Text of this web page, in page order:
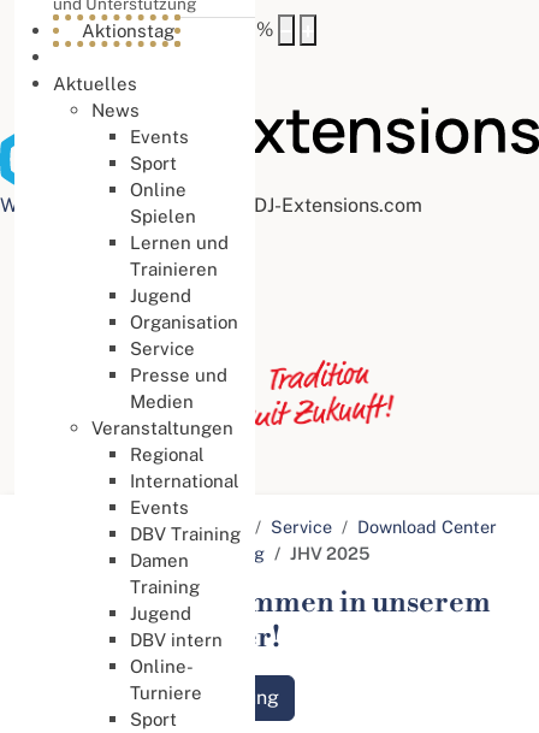
Buchstabenabstand
%
Web Accessibility plugin by DJ-Extensions.com
Aktionstag
Aktuelles
News
Events
Sport
Online
Spielen
Lernen und
Trainieren
Jugend
Organisation
Service
Presse und
Medien
Veranstaltungen
Regional
International
Events
DBV Training
Damen
Training
Jugend
DBV intern
Online-
Turniere
Sport
Aktuelle Seite: Startseite Service
Download Center
Jahres­haupt­versammlung
JHV 2025
Herzlich Willkommen in unserem
Download Center!
Jahres­haupt­versammlung